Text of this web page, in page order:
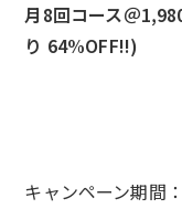
月8回コース＠
り 64%OFF!!)
キャンペーン期間